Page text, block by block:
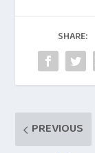
o
o
k
SHARE:
PREVIOUS